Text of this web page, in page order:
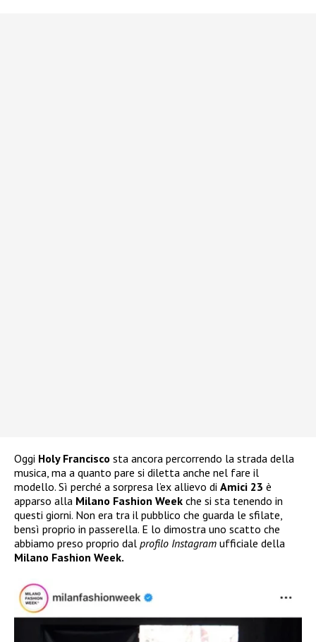
Oggi Holy Francisco sta ancora percorrendo la strada della
musica, ma a quanto pare si diletta anche nel fare il
modello. Sì perché a sorpresa l’ex allievo di Amici 23 è
apparso alla Milano Fashion Week che si sta tenendo in
questi giorni. Non era tra il pubblico che guarda le sfilate,
bensì proprio in passerella. E lo dimostra uno scatto che
abbiamo preso proprio dal profilo Instagram ufficiale della
Milano Fashion Week.